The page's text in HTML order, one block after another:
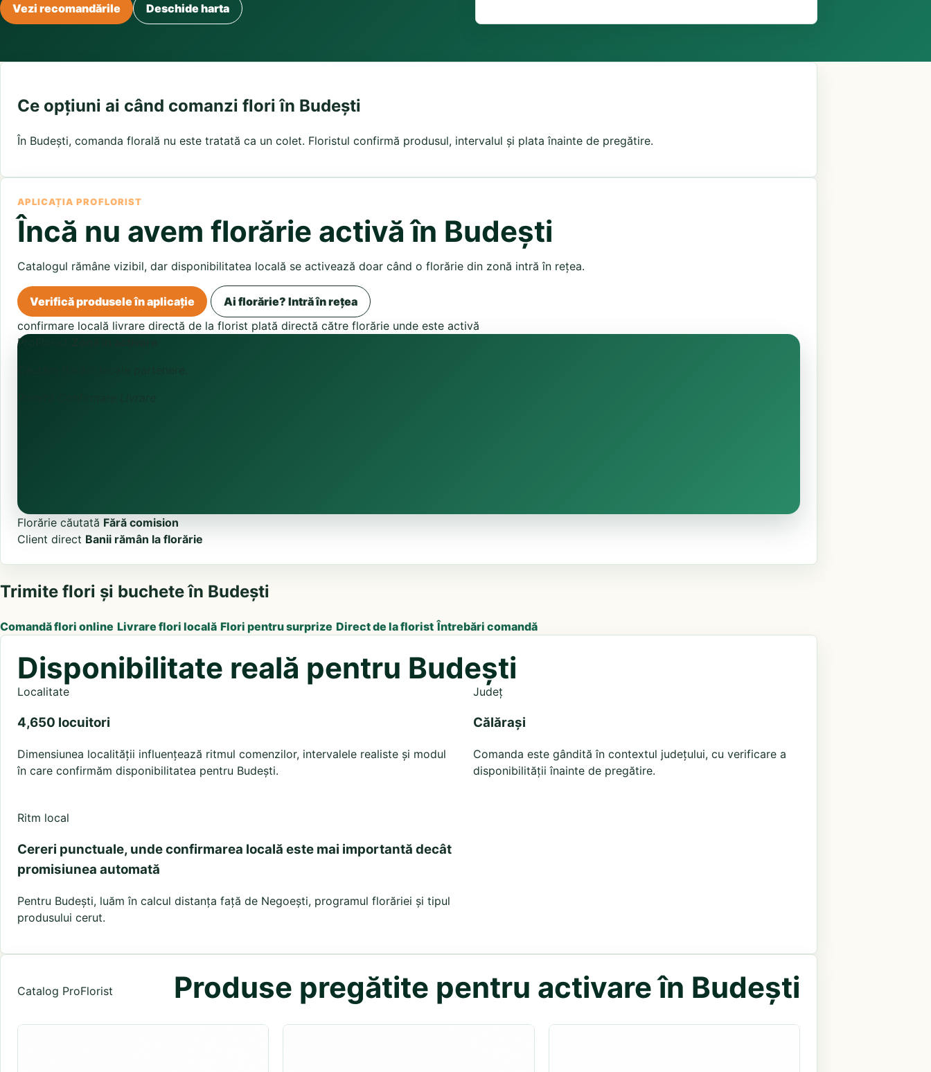
Olt
Prahova
Salaj
Valcea
Vaslui Vrancea
Buchete lalele
Buchete mixte
Buchete trandafiri galbeni
Trandafiri albastri
Vezi recomandările Deschide harta
Ce opțiuni ai când comanzi flori în Budești
În Budești, comanda florală nu este tratată ca un colet. Floristul confirmă produsul, intervalul și plata înainte de pregătire.
APLICAȚIA PROFLORIST
Încă nu avem florărie activă în Budești
Catalogul rămâne vizibil, dar disponibilitatea locală se activează doar când o florărie din zonă intră în rețea.
Verifică produsele în aplicație
Ai florărie? Intră în rețea
confirmare locală livrare directă de la florist plată directă către florărie unde este activă
ProFlorist
Florărie căutată Fără comision
Client direct Banii rămân la florărie
Trimite flori și buchete în Budești
Comandă flori online Livrare flori locală Flori pentru surprize Direct de la florist Întrebări comandă
Disponibilitate reală pentru Budești
Localitate
4,650 locuitori
Dimensiunea localității influențează ritmul comenzilor, intervalele realiste și modul
în care confirmăm disponibilitatea pentru Budești.
Județ
Călărași
Comanda este gândită în contextul județului, cu verificare a
disponibilității înainte de pregătire.
Ritm local
Cereri punctuale, unde confirmarea locală este mai importantă decât
promisiunea automată
Pentru Budești, luăm în calcul distanța față de Negoești, programul florăriei și tipul
produsului cerut.
Catalog ProFlorist Produse pregătite pentru activare în Budești